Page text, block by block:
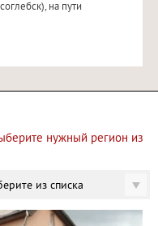
на пути
нужный регион из
из списка